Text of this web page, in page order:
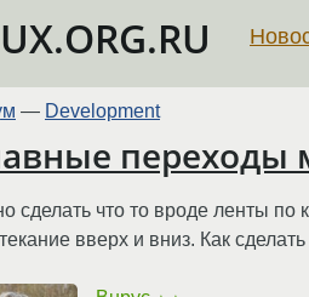
— Development
переходы
сделать что то вроде ленты по
вверх и вниз. Как